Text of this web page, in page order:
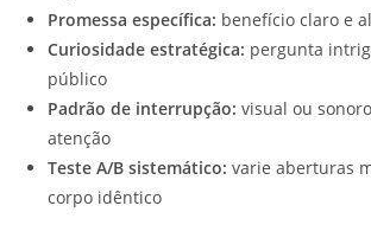
Promessa específica: benefício claro e
Curiosidade estratégica: pergunta
público
Padrão de interrupção: visual ou
atenção
Teste A/B sistemático: varie aberturas
corpo idêntico